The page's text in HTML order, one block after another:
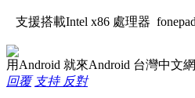
支援搭載Intel x86 處理器
用Android 就來Android 台灣中文網
回覆 支持 反對